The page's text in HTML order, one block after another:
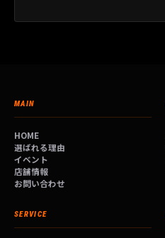
MAIN
HOME
選ばれる理由
イベント
店舗情報
お問い合わせ
SERVICE